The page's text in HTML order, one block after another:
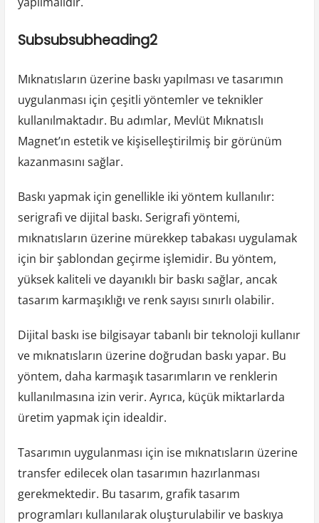
Subsubsubheading2
Mıknatısların üzerine baskı yapılması ve tasarımın
uygulanması için çeşitli yöntemler ve teknikler
kullanılmaktadır. Bu adımlar, Mevlüt Mıknatıslı
Magnet’ın estetik ve kişiselleştirilmiş bir görünüm
kazanmasını sağlar.
Baskı yapmak için genellikle iki yöntem kullanılır:
serigrafi ve dijital baskı. Serigrafi yöntemi,
mıknatısların üzerine mürekkep tabakası uygulamak
için bir şablondan geçirme işlemidir. Bu yöntem,
yüksek kaliteli ve dayanıklı bir baskı sağlar, ancak
tasarım karmaşıklığı ve renk sayısı sınırlı olabilir.
Dijital baskı ise bilgisayar tabanlı bir teknoloji kullanır
ve mıknatısların üzerine doğrudan baskı yapar. Bu
yöntem, daha karmaşık tasarımların ve renklerin
kullanılmasına izin verir. Ayrıca, küçük miktarlarda
üretim yapmak için idealdir.
Tasarımın uygulanması için ise mıknatısların üzerine
transfer edilecek olan tasarımın hazırlanması
gerekmektedir. Bu tasarım, grafik tasarım
programları kullanılarak oluşturulabilir ve baskıya